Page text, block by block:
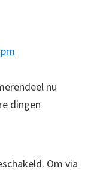
nu
dingen
Om via